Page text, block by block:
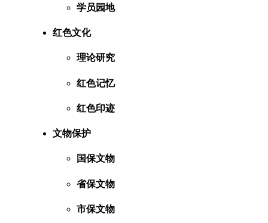
学员园地
红色文化
理论研究
红色记忆
红色印迹
文物保护
国保文物
省保文物
市保文物